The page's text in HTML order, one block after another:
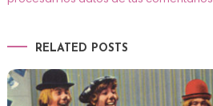
RELATED POSTS